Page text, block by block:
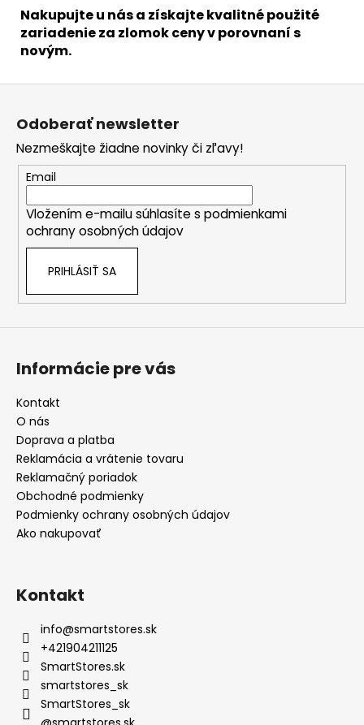
Nakupujte u nás a získajte kvalitné použité
zariadenie za zlomok ceny v porovnaní s
novým.
Z
Odoberať newsletter
Nezmeškajte žiadne novinky či zľavy!
Email
Vložením e-mailu súhlasíte s podmienkami
ochrany osobných údajov
PRIHLÁSIŤ SA
Informácie pre vás
Kontakt
O nás
Doprava a platba
Reklamácia a vrátenie tovaru
Reklamačný poriadok
Obchodné podmienky
Podmienky ochrany osobných údajov
Ako nakupovať
Kontakt
info@smartstores.sk
+421904211125
SmartStores.sk
smartstores_sk
SmartStores_sk